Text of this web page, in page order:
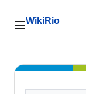
Menu principal
WikiRio